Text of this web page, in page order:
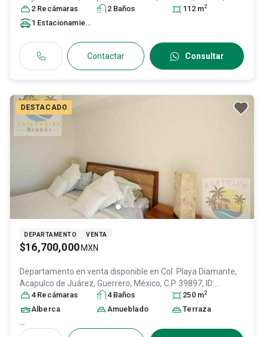
39897, ID:31393828
2 Recámaras 2 Baños 112 m2
1 Estacionamiento
Contactar Consultar
DESTACADO
DEPARTAMENTO VENTA
$16,700,000 MXN
Departamento en venta disponible en Col. Playa Diamante,
Acapulco de Juárez, Guerrero, México, C.P. 39897, ID:
20437337
4 Recámaras 4 Baños 250 m2
Alberca Amueblado Terraza
...